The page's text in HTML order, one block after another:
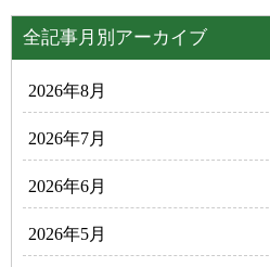
全記事月別アーカイブ
2026年8月
2026年7月
2026年6月
2026年5月